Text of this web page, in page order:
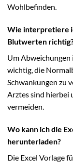
Wohlbefinden.
Wie interpretiere
Blutwerten
Um
wichtig, die
Schwankungen zu
Arztes sind hierbei
vermeiden.
Wo kann ich die
herunterladen?
Die Excel Vorlage